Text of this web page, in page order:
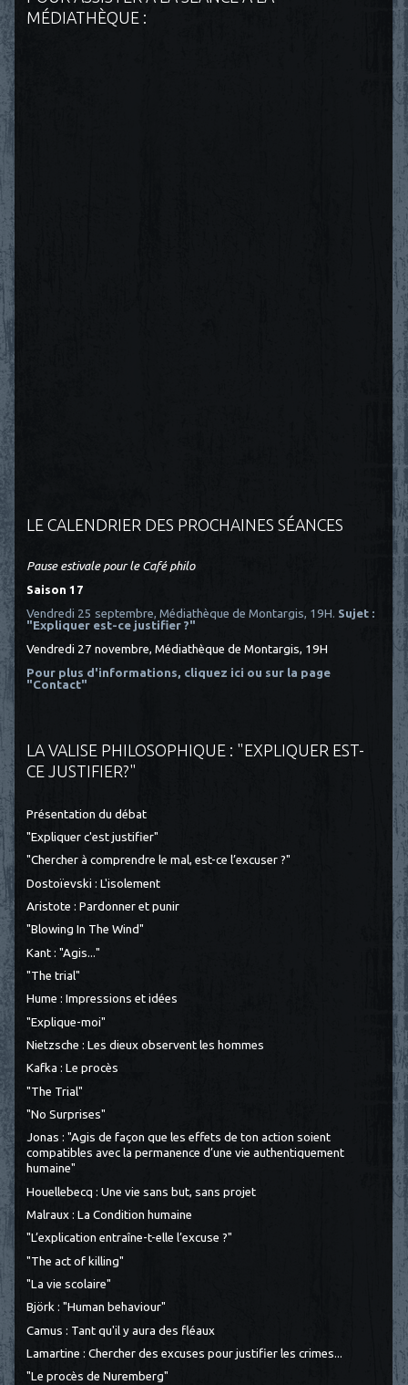
MÉDIATHÈQUE :
LE CALENDRIER DES PROCHAINES SÉANCES
Pause estivale pour le Café philo
Saison 17
Vendredi 25 septembre, Médiathèque de Montargis, 19H. Sujet :
"Expliquer est-ce justifier ?"
Vendredi 27 novembre, Médiathèque de Montargis, 19H
Pour plus d'informations, cliquez ici ou sur la page
"Contact"
LA VALISE PHILOSOPHIQUE : "EXPLIQUER EST-
CE JUSTIFIER?"
Présentation du débat
"Expliquer c'est justifier"
"Chercher à comprendre le mal, est-ce l’excuser ?"
Dostoïevski : L'isolement
Aristote : Pardonner et punir
"Blowing In The Wind"
Kant : "Agis..."
"The trial"
Hume : Impressions et idées
"Explique-moi"
Nietzsche : Les dieux observent les hommes
Kafka : Le procès
"The Trial"
"No Surprises"
Jonas : "Agis de façon que les effets de ton action soient
compatibles avec la permanence d’une vie authentiquement
humaine"
Houellebecq : Une vie sans but, sans projet
Malraux : La Condition humaine
"L’explication entraîne-t-elle l’excuse ?"
"The act of killing"
"La vie scolaire"
Björk : "Human behaviour"
Camus : Tant qu'il y aura des fléaux
Lamartine : Chercher des excuses pour justifier les crimes...
"Le procès de Nuremberg"